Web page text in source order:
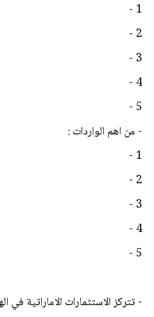
1 -
2 -
3 -
4 -
5 -
- من اهم الواردات :
1 -
2 -
3 -
4 -
5 -
- تتركز الاستثمارات الاماراتية